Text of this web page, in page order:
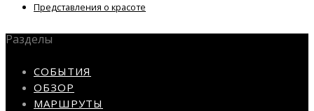
Представления о красоте
Разделы
СОБЫТИЯ
ОБЗОР
МАРШРУТЫ